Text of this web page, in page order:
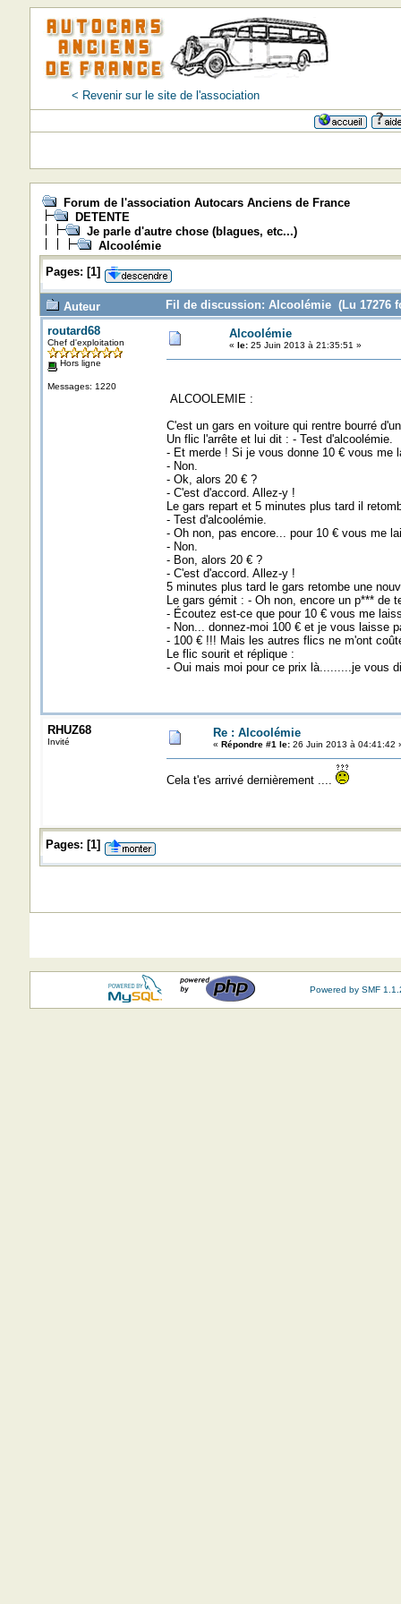
< Revenir sur le site de l'association
Forum de l'association Autocars Anciens de France
DETENTE
Je parle d'autre chose (blagues, etc...)
Alcoolémie
Pages: [1]
Auteur
Fil de discussion: Alcoolémie (Lu 17276
routard68
Chef d'exploitation
Hors ligne
Messages: 1220
Alcoolémie
« le:25 Juin 2013 à 21:35:51 »
ALCOOLEMIE :
C'est un gars en voiture qui rentre bourré
Un flic l'arrête et lui dit : - Test d'alcoolémie.
- Et merde ! Si je vous donne 10 € vous me
- Non.
- Ok, alors 20 € ?
- C'est d'accord. Allez-y !
Le gars repart et 5 minutes plus tard il
- Test d'alcoolémie.
- Oh non, pas encore... pour 10 € vous me
- Non.
- Bon, alors 20 € ?
- C'est d'accord. Allez-y !
5 minutes plus tard le gars retombe une
Le gars gémit : - Oh non, encore un p*** de
- Écoutez est-ce que pour 10 € vous me
- Non... donnez-moi 100 € et je vous laisse
- 100 € !!! Mais les autres flics ne m'ont
Le flic sourit et réplique :
- Oui mais moi pour ce prix là.........je vous
RHUZ68
Invité
Re : Alcoolémie
« Répondre #1 le:26 Juin 2013 à 04:41:42
Cela t'es arrivé dernièrement ....
Pages: [1]
Powered by SMF